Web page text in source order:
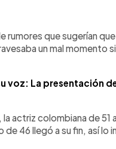
rumores que sugerían
un mal momento
voz: La presentación
actriz colombiana de
46 llegó a su fin, así